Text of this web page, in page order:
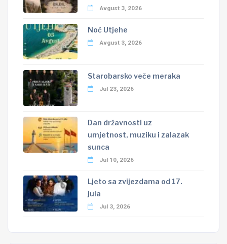
Avgust 3, 2026
Noć Utjehe
Avgust 3, 2026
Starobarsko veče meraka
Jul 23, 2026
Dan državnosti uz
umjetnost, muziku i zalazak
sunca
Jul 10, 2026
Ljeto sa zvijezdama od 17.
jula
Jul 3, 2026